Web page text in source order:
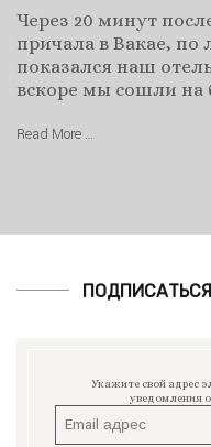
Через 20 минут
причала в Вакае, по
показался наш
вскоре мы сошли на
Read More …
Укажите свой адрес
уведомления о